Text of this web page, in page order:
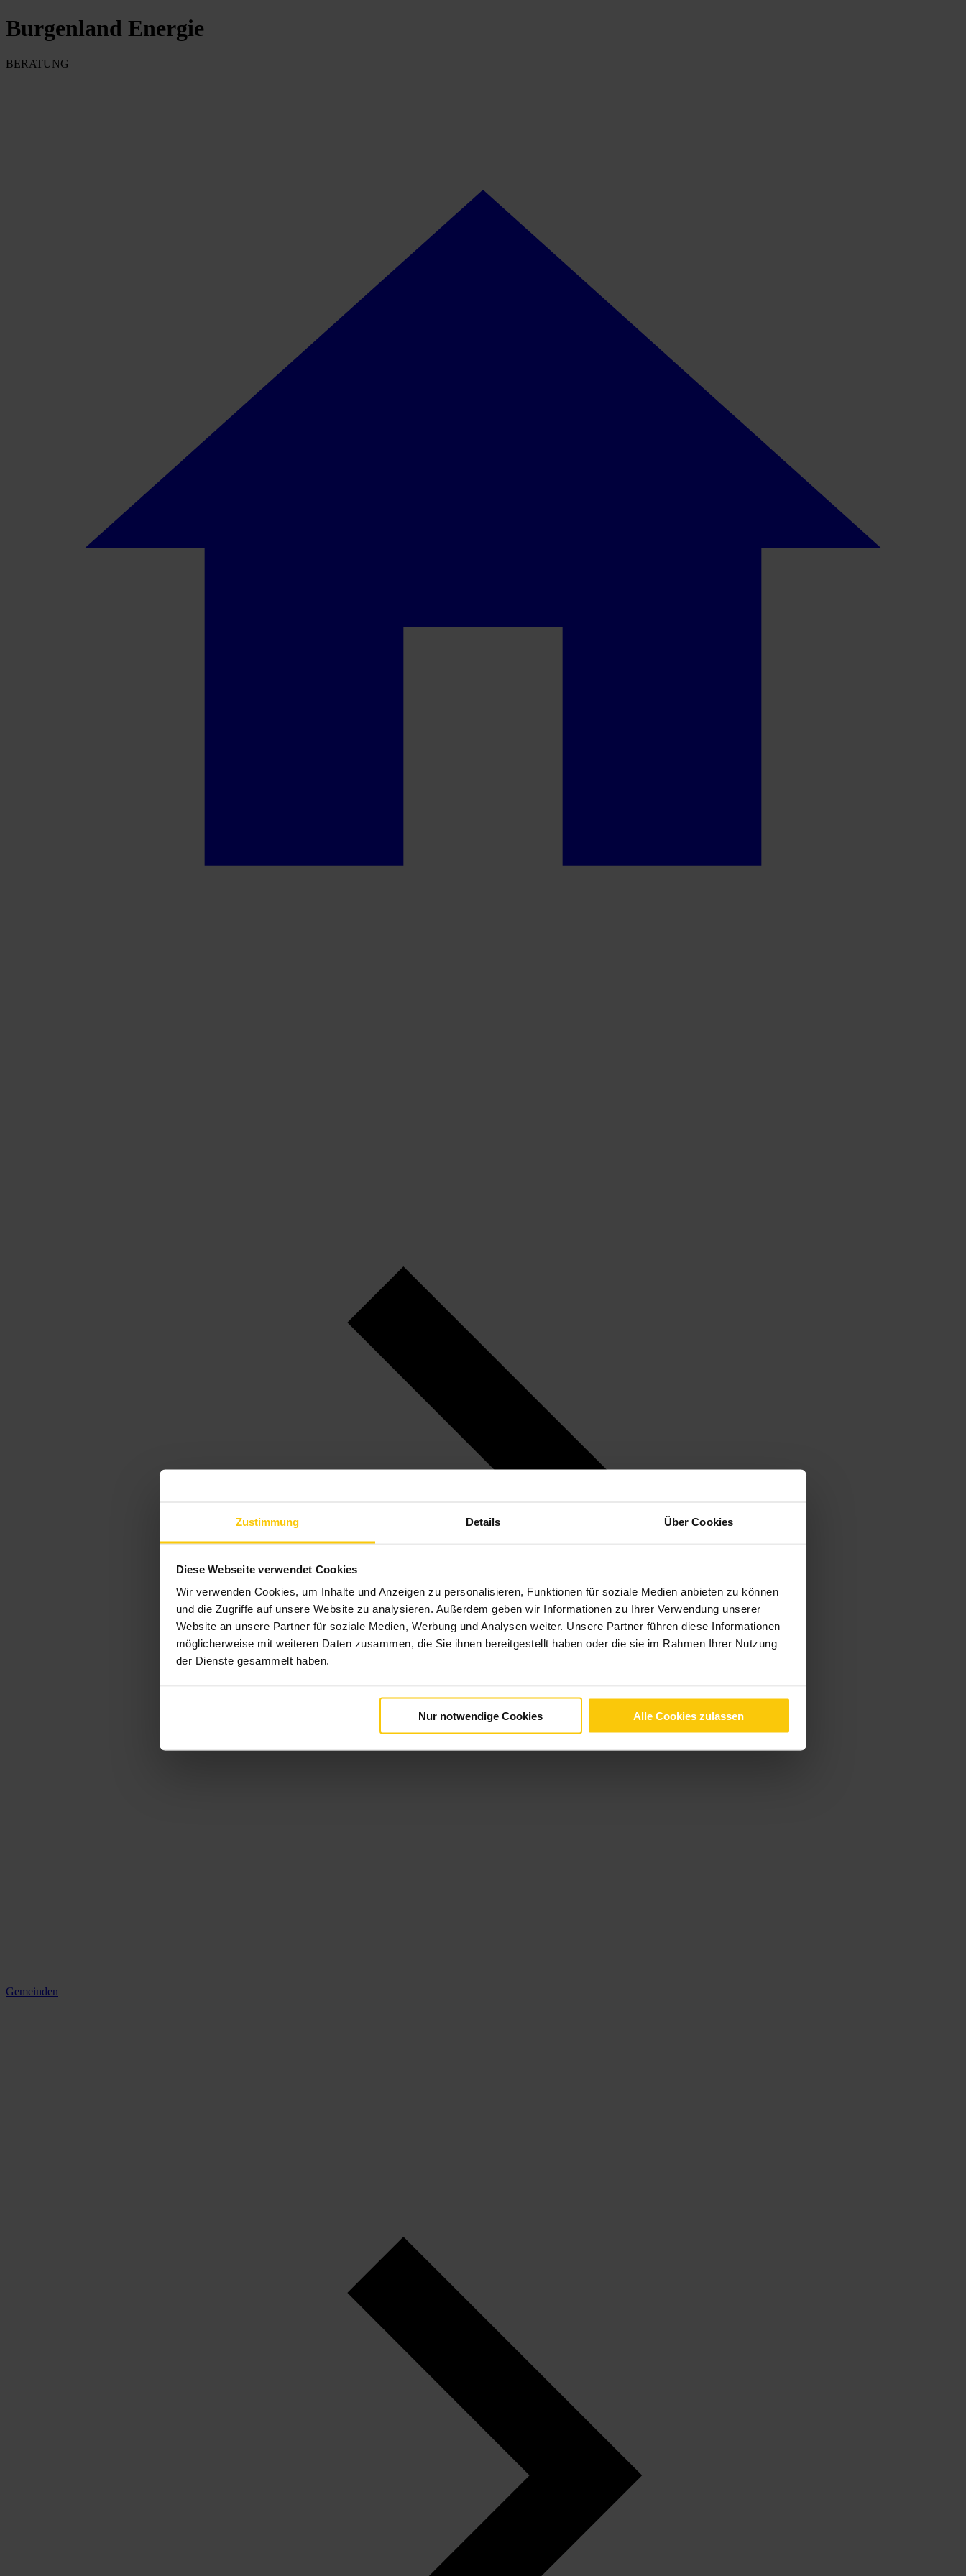
Zustimmung Details Über Cookies
Diese Webseite verwendet Cookies
Wir verwenden Cookies, um Inhalte und Anzeigen zu personalisieren, Funktionen für soziale Medien anbieten zu können
und die Zugriffe auf unsere Website zu analysieren. Außerdem geben wir Informationen zu Ihrer Verwendung unserer
Website an unsere Partner für soziale Medien, Werbung und Analysen weiter. Unsere Partner führen diese Informationen
möglicherweise mit weiteren Daten zusammen, die Sie ihnen bereitgestellt haben oder die sie im Rahmen Ihrer Nutzung
der Dienste gesammelt haben.
Nur notwendige Cookies Alle Cookies zulassen
Burgenland Energie
BERATUNG
Gemeinden